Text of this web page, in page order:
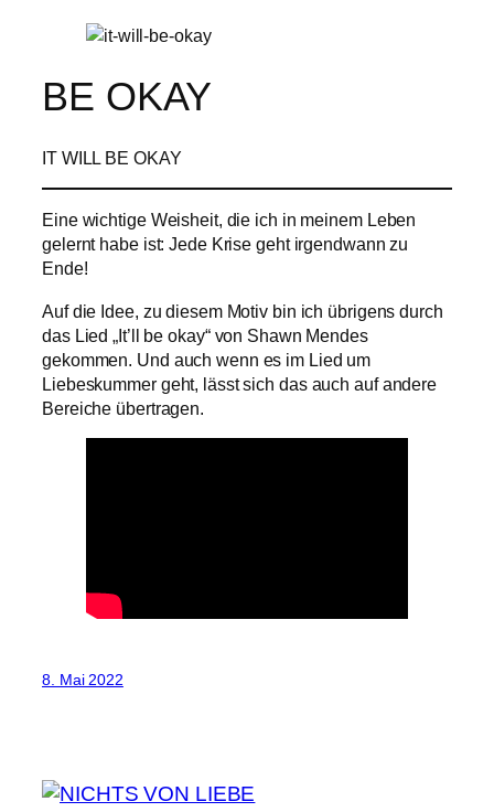
BE OKAY
IT WILL BE OKAY
Eine wichtige Weisheit, die ich in meinem Leben
gelernt habe ist: Jede Krise geht irgendwann zu
Ende!
Auf die Idee, zu diesem Motiv bin ich übrigens durch
das Lied „It’ll be okay“ von Shawn Mendes
gekommen. Und auch wenn es im Lied um
Liebeskummer geht, lässt sich das auch auf andere
Bereiche übertragen.
8. Mai 2022